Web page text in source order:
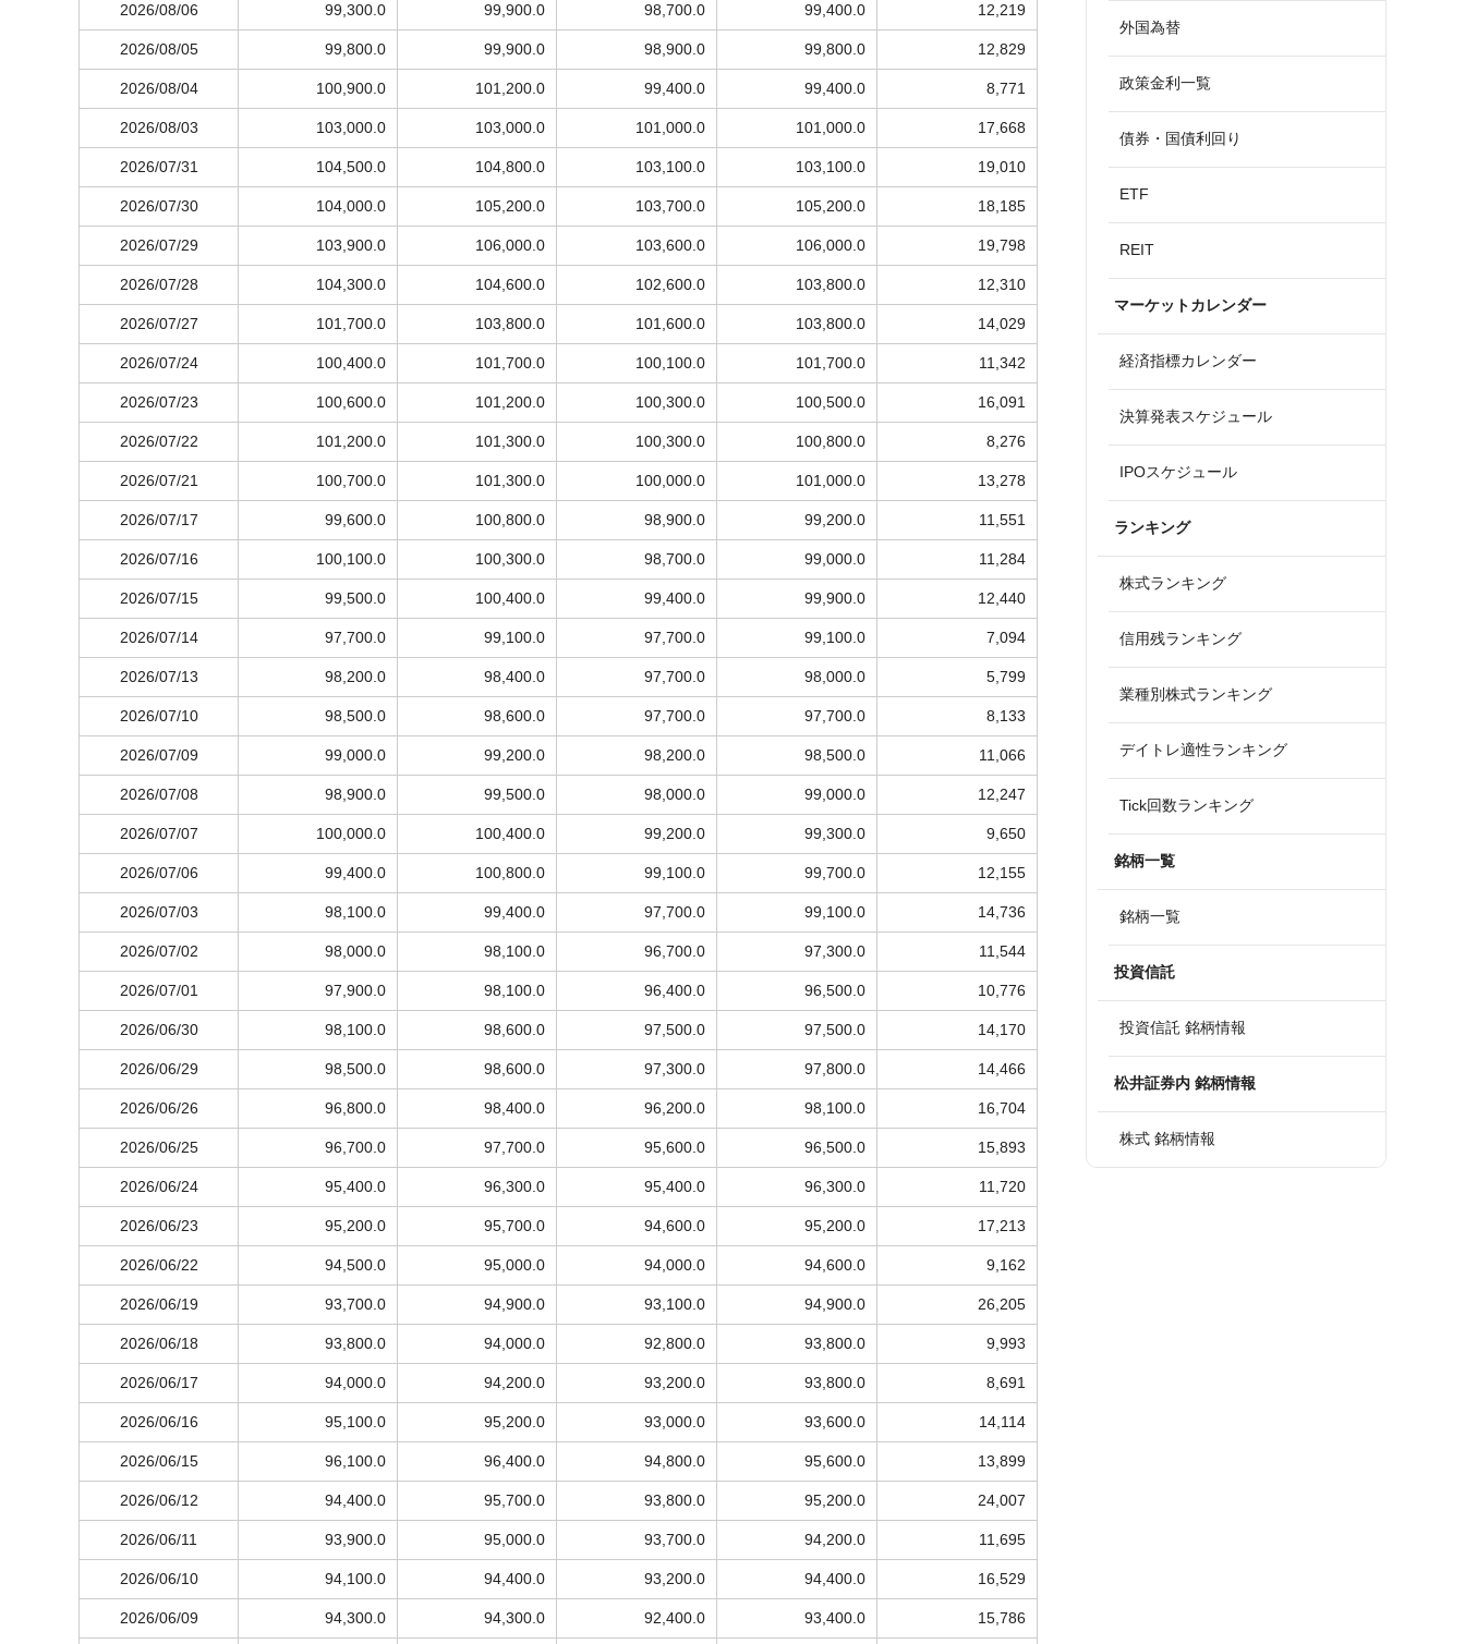
2026/08/06 99,300.0 99,900.0 98,700.0 99,400.0 12,219
2026/08/05 99,800.0 99,900.0 98,900.0 99,800.0 12,829
2026/08/04 100,900.0 101,200.0 99,400.0 99,400.0 8,771
2026/08/03 103,000.0 103,000.0 101,000.0 101,000.0 17,668
2026/07/31 104,500.0 104,800.0 103,100.0 103,100.0 19,010
2026/07/30 104,000.0 105,200.0 103,700.0 105,200.0 18,185
2026/07/29 103,900.0 106,000.0 103,600.0 106,000.0 19,798
2026/07/28 104,300.0 104,600.0 102,600.0 103,800.0 12,310
2026/07/27 101,700.0 103,800.0 101,600.0 103,800.0 14,029
2026/07/24 100,400.0 101,700.0 100,100.0 101,700.0 11,342
2026/07/23 100,600.0 101,200.0 100,300.0 100,500.0 16,091
2026/07/22 101,200.0 101,300.0 100,300.0 100,800.0 8,276
2026/07/21 100,700.0 101,300.0 100,000.0 101,000.0 13,278
2026/07/17 99,600.0 100,800.0 98,900.0 99,200.0 11,551
2026/07/16 100,100.0 100,300.0 98,700.0 99,000.0 11,284
2026/07/15 99,500.0 100,400.0 99,400.0 99,900.0 12,440
2026/07/14 97,700.0 99,100.0 97,700.0 99,100.0 7,094
2026/07/13 98,200.0 98,400.0 97,700.0 98,000.0 5,799
2026/07/10 98,500.0 98,600.0 97,700.0 97,700.0 8,133
2026/07/09 99,000.0 99,200.0 98,200.0 98,500.0 11,066
2026/07/08 98,900.0 99,500.0 98,000.0 99,000.0 12,247
2026/07/07 100,000.0 100,400.0 99,200.0 99,300.0 9,650
2026/07/06 99,400.0 100,800.0 99,100.0 99,700.0 12,155
2026/07/03 98,100.0 99,400.0 97,700.0 99,100.0 14,736
2026/07/02 98,000.0 98,100.0 96,700.0 97,300.0 11,544
2026/07/01 97,900.0 98,100.0 96,400.0 96,500.0 10,776
2026/06/30 98,100.0 98,600.0 97,500.0 97,500.0 14,170
2026/06/29 98,500.0 98,600.0 97,300.0 97,800.0 14,466
2026/06/26 96,800.0 98,400.0 96,200.0 98,100.0 16,704
2026/06/25 96,700.0 97,700.0 95,600.0 96,500.0 15,893
2026/06/24 95,400.0 96,300.0 95,400.0 96,300.0 11,720
2026/06/23 95,200.0 95,700.0 94,600.0 95,200.0 17,213
2026/06/22 94,500.0 95,000.0 94,000.0 94,600.0 9,162
2026/06/19 93,700.0 94,900.0 93,100.0 94,900.0 26,205
2026/06/18 93,800.0 94,000.0 92,800.0 93,800.0 9,993
2026/06/17 94,000.0 94,200.0 93,200.0 93,800.0 8,691
2026/06/16 95,100.0 95,200.0 93,000.0 93,600.0 14,114
2026/06/15 96,100.0 96,400.0 94,800.0 95,600.0 13,899
2026/06/12 94,400.0 95,700.0 93,800.0 95,200.0 24,007
2026/06/11 93,900.0 95,000.0 93,700.0 94,200.0 11,695
2026/06/10 94,100.0 94,400.0 93,200.0 94,400.0 16,529
2026/06/09 94,300.0 94,300.0 92,400.0 93,400.0 15,786
外国為替
政策金利一覧
債券・国債利回り
ETF
REIT
マーケットカレンダー
経済指標カレンダー
決算発表スケジュール
IPOスケジュール
ランキング
株式ランキング
信用残ランキング
業種別株式ランキング
デイトレ適性ランキング
Tick回数ランキング
銘柄一覧
銘柄一覧
投資信託
投資信託 銘柄情報
松井証券内 銘柄情報
株式 銘柄情報